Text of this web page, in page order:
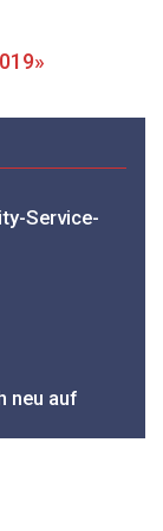
Service-
neu auf